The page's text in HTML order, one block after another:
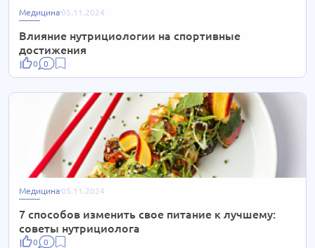
Медицина05.11.2024
Влияние нутрициологии на спортивные
достижения
0 0
Медицина05.11.2024
7 способов изменить свое питание к лучшему:
советы нутрициолога
0 0